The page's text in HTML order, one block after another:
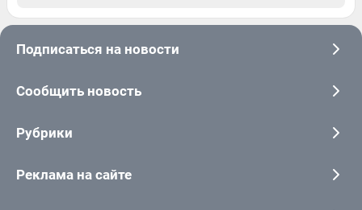
Подписаться на новости
Сообщить новость
Рубрики
Реклама на сайте